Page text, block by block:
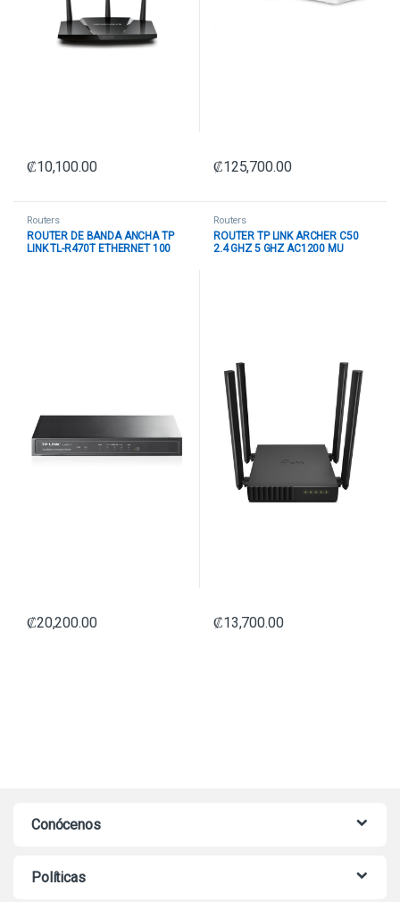
₡10,100.00 ₡125,700.00
Routers
ROUTER DE BANDA ANCHA TP
LINK TL-R470T ETHERNET 100
₡20,200.00
Routers
ROUTER TP LINK ARCHER C50
2.4 GHZ 5 GHZ AC1200 MU
₡13,700.00
Conócenos
Políticas